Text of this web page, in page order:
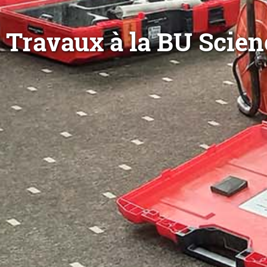
Travaux à la BU